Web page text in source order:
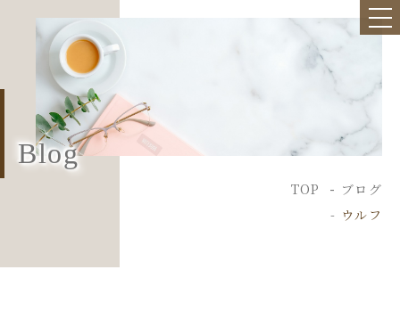
Blog
TOP
ブログ
ウルフ